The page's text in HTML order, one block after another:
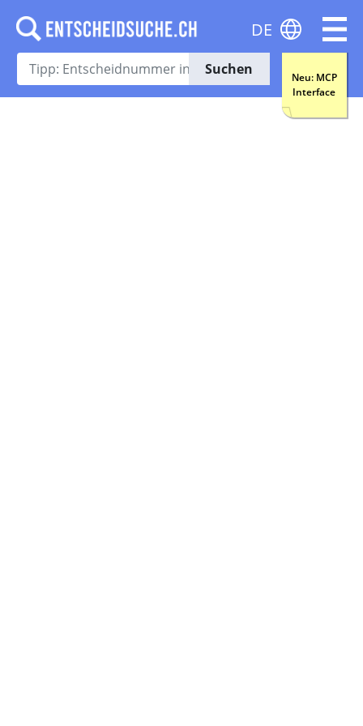
Suchen
Neu: MCP
Interface
DE